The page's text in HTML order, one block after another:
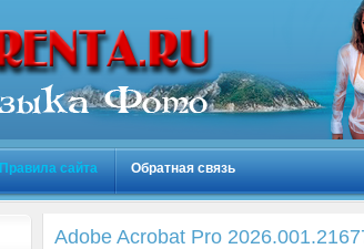
Правила сайта Обратная связь
Adobe Acrobat Pro